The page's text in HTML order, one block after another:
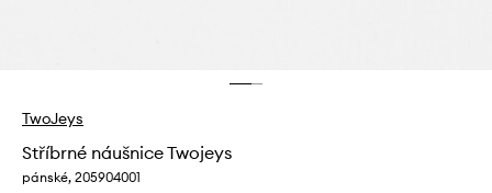
TwoJeys
Stříbrné náušnice Twojeys
pánské, 205904001